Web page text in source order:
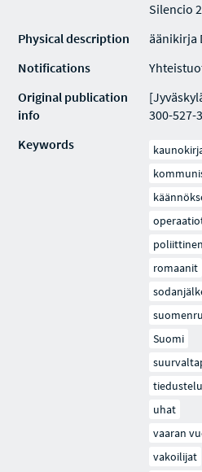
Silencio
Physical description
äänikirja
Notifications
Original publication
info
300-527-
Keywords
romaanit
Suomi
uhat
vaaran
vakoilijat